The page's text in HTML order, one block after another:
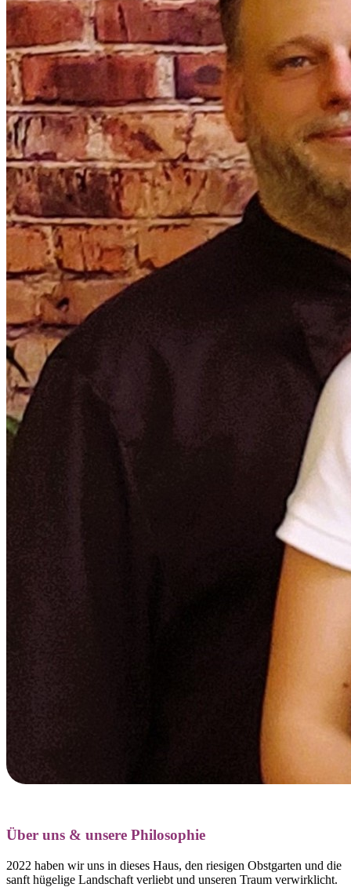
Über uns & unsere Philosophie
2022 haben wir uns in dieses Haus, den riesigen Obstgarten und die
sanft hügelige Landschaft verliebt und unseren Traum verwirklicht.